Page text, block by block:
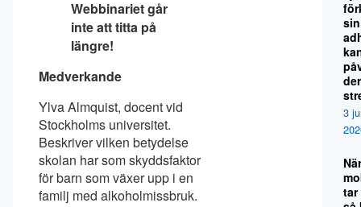
Webbinariet går
inte att titta på
längre!
Medverkande
Ylva Almquist, docent vid
Stockholms universitet.
Beskriver vilken betydelse
skolan har som skyddsfaktor
för barn som växer upp i en
familj med alkoholmissbruk.
sin
3
När
tar